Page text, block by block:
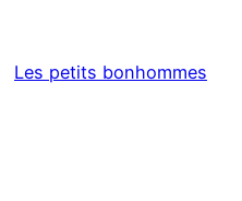
Les petits bonhommes